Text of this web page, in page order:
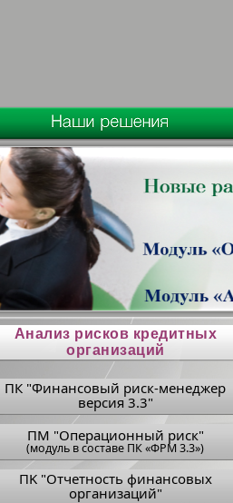
Анализ рисков кредитных
организаций
ПК "Финансовый риск-менеджер
версия 3.3"
ПM "Операционный риск"
(модуль в составе ПК «ФРМ 3.3»)
ПK "Отчетность финансовых
организаций"